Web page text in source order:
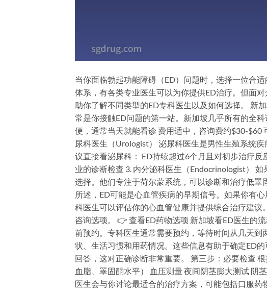
当你面临勃起功能障碍（ED）问题时，选择一位合
体系，有各类专业医生可以为你提供ED治疗。但面
助你了解不同类型的ED专科医生以及如何选择。 新
常是你接触ED问题的第一站。新加坡几乎所有的全
便，通常当天就能看诊 费用适中，咨询费约$30-$60
尿科医生（Urologist） 泌尿科医生是男性生殖系统
议直接看泌尿科： ED持续超过6个月且对初步治疗
业的诊断检查 3. 内分泌科医生（Endocrinologist）
选择。他们专注于荷尔蒙系统，可以诊断和治疗低
所述，ED可能是心血管疾病的早期信号。如果你有
科医生可以评估你的心血管健康并提供综合治疗建
咨询选项。 👉 查看ED药物选项 新加坡看ED医生的
前预约。专科医生通常需要预约，等待时间从几天
状、生活习惯和用药情况。这些信息有助于确定ED
回答，这对正确诊断非常重要。 第三步：必要检查
血脂、睪固酮水平） 血压测量 夜间阴茎膨大测试 阴
医生会与你讨论最适合的治疗方案，可能包括口服